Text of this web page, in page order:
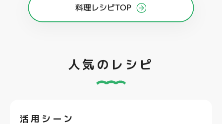
料理レシピTOP
人気のレシピ
活用シーン